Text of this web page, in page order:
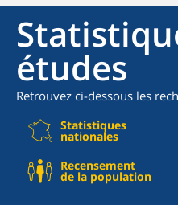
études
Retrouvez ci-dessous les
Statistiques
nationales
Recensement
de la population